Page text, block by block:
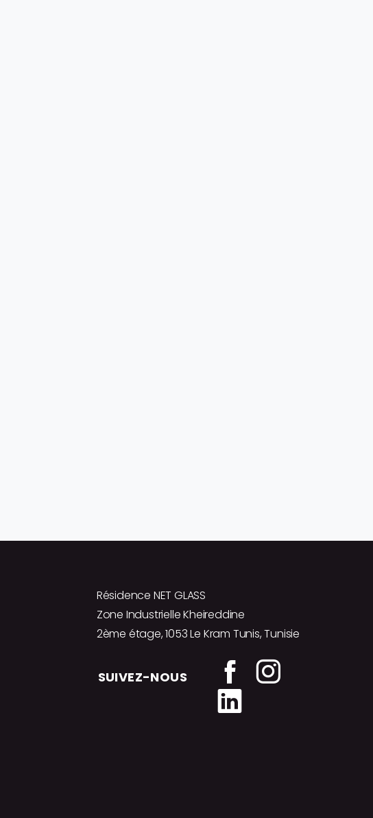
Résidence NET GLASS
Zone Industrielle Kheireddine
2ème étage, 1053 Le Kram Tunis, Tunisie
SUIVEZ-NOUS